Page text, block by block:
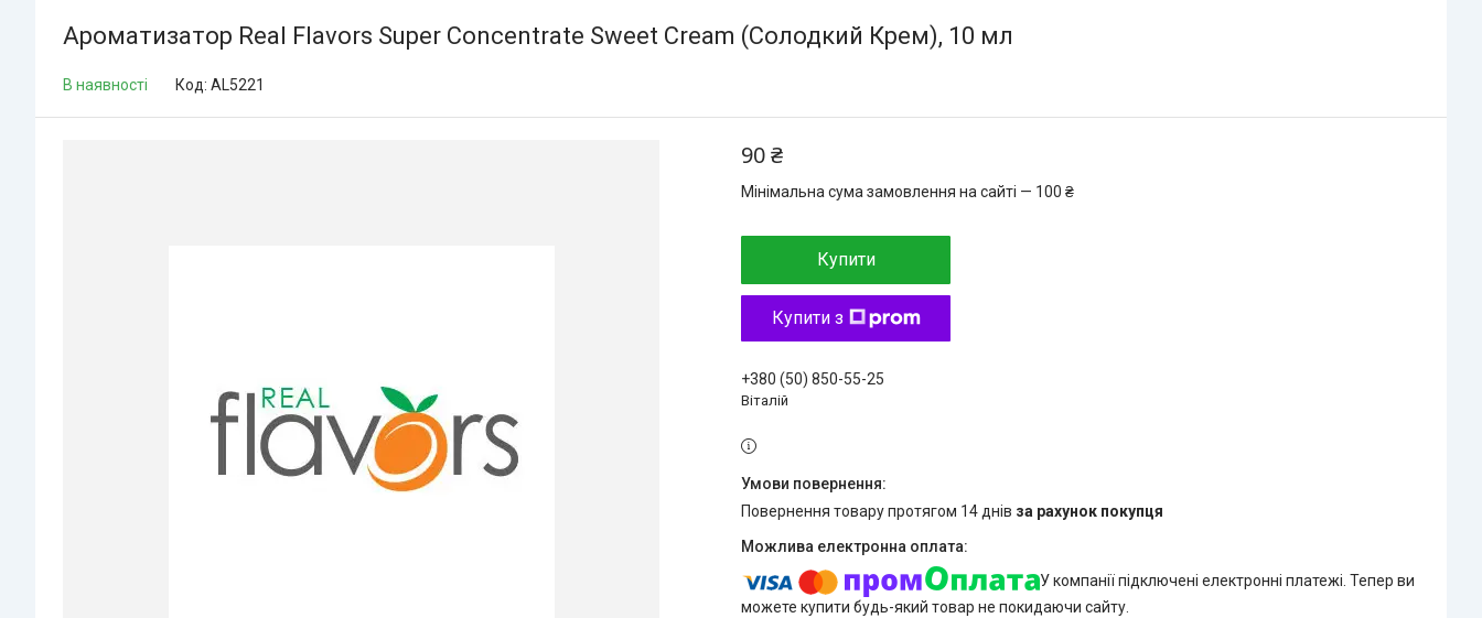
Ароматизатор Real Flavors Super Concentrate Sweet Cream (Солодкий Крем), 10 мл
В наявності Код: AL5221
90 ₴
Мінімальна сума замовлення на сайті — 100 ₴
Купити
Купити з
+380 (50) 850-55-25
Віталій
повернення товару протягом 14 днів за рахунок покупця
У компанії підключені електронні платежі. Тепер ви
можете купити будь-який товар не покидаючи сайту.